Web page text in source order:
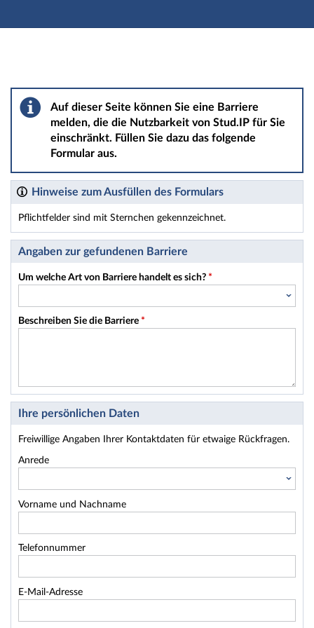
Hauptnavigation
Barriere melden
Auf dieser Seite können Sie eine Barriere
melden, die die Nutzbarkeit von Stud.IP für Sie
einschränkt. Füllen Sie dazu das folgende
Formular aus.
Hinweise zum Ausfüllen des Formulars
Pflichtfelder sind mit Sternchen gekennzeichnet.
Dieses Formular enthält Pflichtfelder.
Angaben zur gefundenen Barriere
Um welche Art von Barriere handelt es sich? *
Beschreiben Sie die Barriere *
Ihre persönlichen Daten
Freiwillige Angaben Ihrer Kontaktdaten für etwaige Rückfragen.
Anrede
Vorname und Nachname
Telefonnummer
E-Mail-Adresse